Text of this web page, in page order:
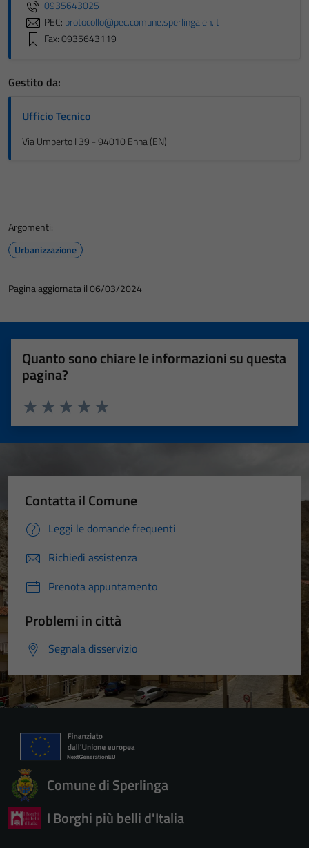
0935643025
PEC: protocollo@pec.comune.sperlinga.en.it
Fax: 0935643119
Gestito da:
Ufficio Tecnico
Via Umberto I 39 - 94010 Enna (EN)
Argomenti:
Urbanizzazione
Pagina aggiornata il 06/03/2024
Quanto sono chiare le informazioni su questa
pagina?
Valuta 5 stelle su 5
Valuta 4 stelle su 5
Valuta 3 stelle su 5
Valuta 2 stelle su 5
Valuta 1 stelle su 5
Contatta il Comune
Leggi le domande frequenti
Richiedi assistenza
Prenota appuntamento
Problemi in città
Segnala disservizio
Comune di Sperlinga
I Borghi più belli d'Italia